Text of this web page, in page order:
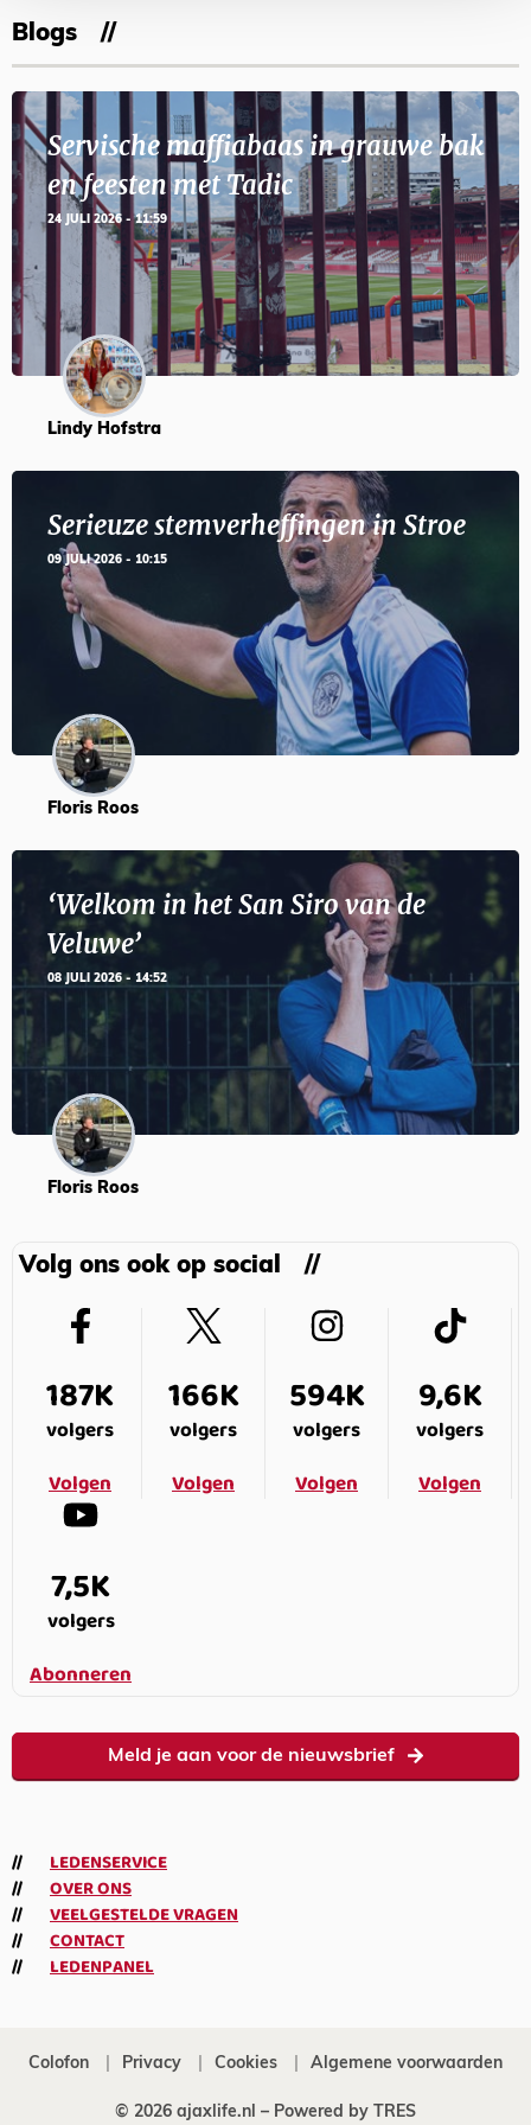
Blogs
Servische maffiabaas in grauwe bak
en feesten met Tadic
24 JULI 2026 - 11:59
Lindy Hofstra
Serieuze stemverheffingen in Stroe
09 JULI 2026 - 10:15
Floris Roos
‘Welkom in het San Siro van de
Veluwe’
08 JULI 2026 - 14:52
Floris Roos
Volg ons ook op social
187K
volgers
Volgen
166K
volgers
Volgen
594K
volgers
Volgen
9,6K
volgers
Volgen
7,5K
volgers
Abonneren
Meld je aan voor de nieuwsbrief
LEDENSERVICE
OVER ONS
VEELGESTELDE VRAGEN
CONTACT
LEDENPANEL
Colofon Privacy Cookies Algemene voorwaarden
© 2026 ajaxlife.nl – Powered by TRES